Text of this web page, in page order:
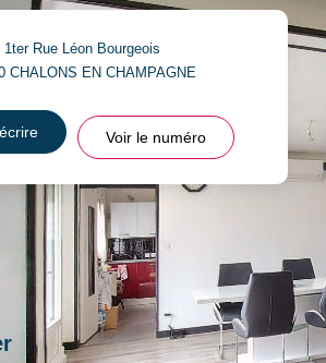
1ter Rue Léon Bourgeois
CHALONS EN CHAMPAGNE
Voir le numéro